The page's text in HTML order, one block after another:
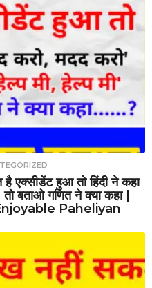
है एक्सीडेंट हुआ तो हिंदी ने कहा
तो बताओ गणित ने क्या कहा |
Paheliyan